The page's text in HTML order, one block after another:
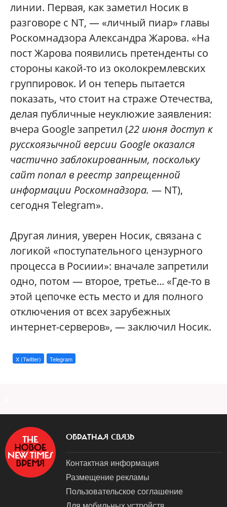
линии. Первая, как заметил Носик в
разговоре с NT, — «личный пиар» главы
Роскомнадзора Александра Жарова. «На
пост Жарова появились претенденты со
стороны какой-то из околокремлевских
группировок. И он теперь пытается
показать, что стоит на страже Отечества,
делая публичные неуклюжие заявления:
вчера Google запретил (22 июня доступ к
русскоязычной версии Google оказался
частично заблокированным, поскольку
сайт попал в реестр запрещенной
информации Роскомнадзора. — NT),
сегодня Telegram».
Другая линия, уверен Носик, связана с
логикой «поступательного цензурного
процесса в Росиии»: вначале запретили
одно, потом — второе, третье... «Где-то в
этой цепочке есть место и для полного
отключения от всех зарубежных
интернет-серверов», — заключил Носик.
X (Twitter) Telegram
ОБРАТНАЯ СВЯЗЬ
Контактная информация
Размещение рекламы
Пользовательское соглашение